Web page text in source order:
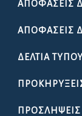
ΑΠΟΦΆΣΕΙΣ
ΑΠΟΦΆΣΕΙΣ
ΔΕΛΤΊΑ
ΠΡΟΣΛΉΨΕΙΣ